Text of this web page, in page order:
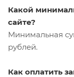
Какой
сайте?
Минимальная
рублей.
Как оплатить